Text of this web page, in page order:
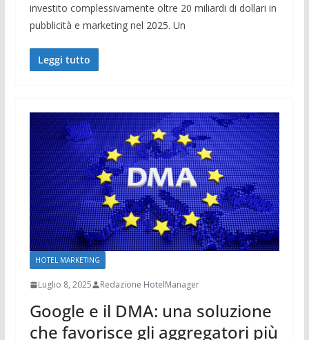
investito complessivamente oltre 20 miliardi di dollari in
pubblicità e marketing nel 2025. Un
Leggi tutto
HOTEL MARKETING
Luglio 8, 2025 Redazione HotelManager
Google e il DMA: una soluzione
che favorisce gli aggregatori più